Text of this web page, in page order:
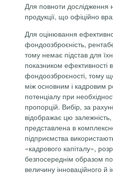
Для повноти дослідження
продукції, що офіційно
Для оцінювання
фондоозброєність,
тому немає підстав для
показником ефективності
фондоозброєності, тому
між основним і кадровим
потенціалу при
пропорцій. Вибір, за
відображає цю
представлена в
підприємства
«кадрового капіталу»,
безпосереднім образом
величину інноваційного й